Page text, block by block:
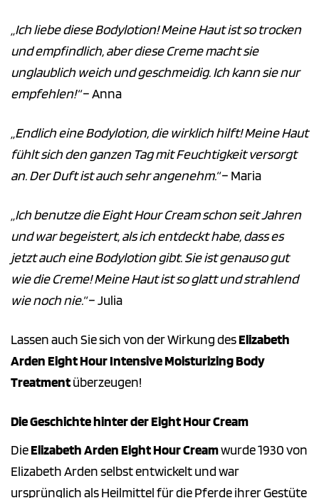
„Ich liebe diese Bodylotion! Meine Haut ist so trocken
und empfindlich, aber diese Creme macht sie
unglaublich weich und geschmeidig. Ich kann sie nur
empfehlen!“– Anna
„Endlich eine Bodylotion, die wirklich hilft! Meine Haut
fühlt sich den ganzen Tag mit Feuchtigkeit versorgt
an. Der Duft ist auch sehr angenehm.“– Maria
„Ich benutze die Eight Hour Cream schon seit Jahren
und war begeistert, als ich entdeckt habe, dass es
jetzt auch eine Bodylotion gibt. Sie ist genauso gut
wie die Creme! Meine Haut ist so glatt und strahlend
wie noch nie.“– Julia
Lassen auch Sie sich von der Wirkung desElizabeth
Arden Eight Hour Intensive Moisturizing Body
Treatmentüberzeugen!
Die Geschichte hinter der Eight Hour Cream
DieElizabeth Arden Eight Hour Creamwurde 1930 von
Elizabeth Arden selbst entwickelt und war
ursprünglich als Heilmittel für die Pferde ihrer Gestüte